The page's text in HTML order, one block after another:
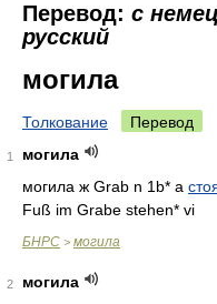
Перевод: с
русский
могила
Толкование Перевод
1
могила
могила ж Grab n 1b* а
Fuß im Grabe stehen* vi
БНРС > могила
2
могила